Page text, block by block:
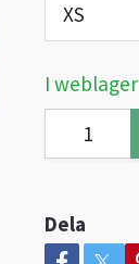
XS
I weblager
Dela